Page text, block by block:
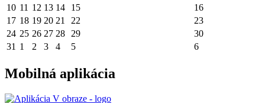
10 11 12 13 14 15
16
17 18 19 20 21 22
23
24 25 26 27 28 29
30
31 1 2 3 4 5 6
Mobilná aplikácia